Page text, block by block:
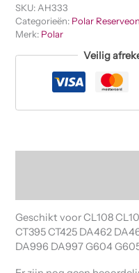
SKU: AH333
Categorieën: Polar
Merk: Polar
Veilig
Geschikt voor CL108
CT395 CT425 DA462
DA996 DA997 G604